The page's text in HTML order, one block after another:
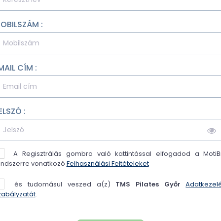
:
CÍM :
:
A Regisztrálás gombra való kattintással elfogadod a
vonatkozó Felhasználási Feltételeket
és tudomásul veszed a(z) TMS Pilates Győr
.